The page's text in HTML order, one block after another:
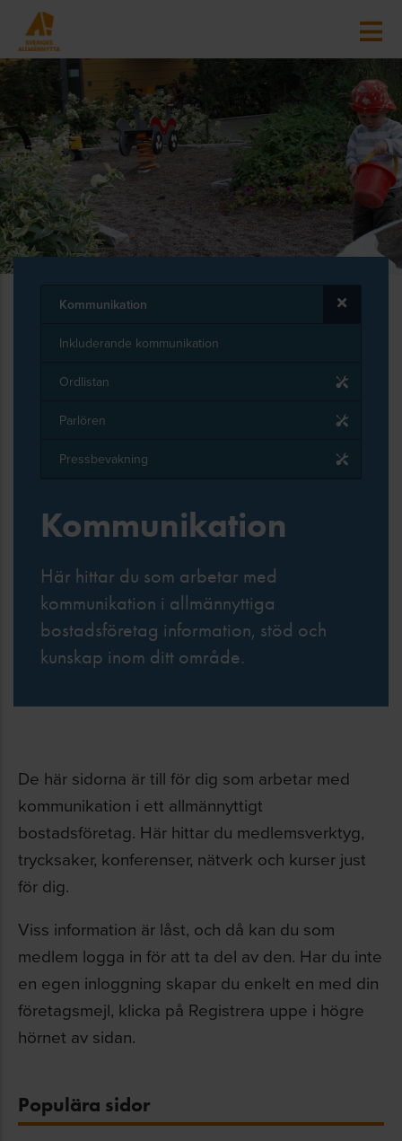
Kommunikation
Inkluderande kommunikation
Ordlistan
Parlören
Pressbevakning
Kommunikation
Här hittar du som arbetar med
kommunikation i allmännyttiga
bostadsföretag information, stöd och
kunskap inom ditt område.
De här sidorna är till för dig som arbetar med
kommunikation i ett allmännyttigt
bostadsföretag. Här hittar du medlemsverktyg,
trycksaker, konferenser, nätverk och kurser just
för dig.
Viss information är låst, och då kan du som
medlem logga in för att ta del av den. Har du inte
en egen inloggning skapar du enkelt en med din
företagsmejl, klicka på Registrera uppe i högre
hörnet av sidan.
Populära sidor